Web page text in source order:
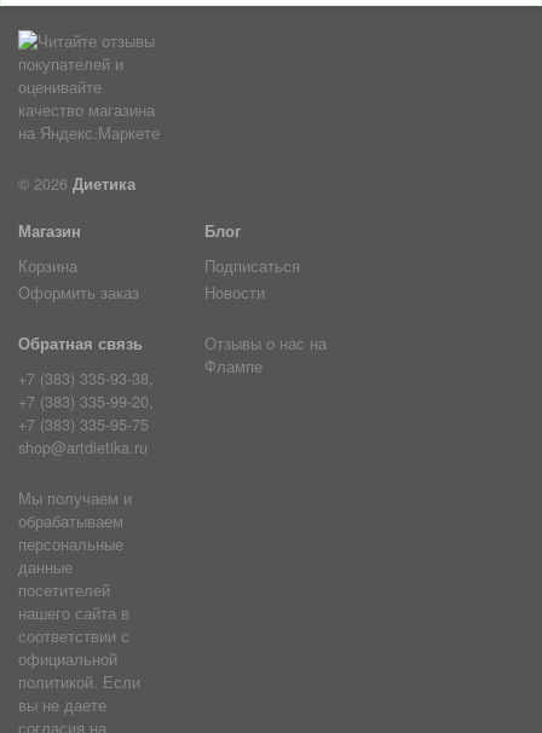
© 2026 Диетика
Магазин
Корзина
Оформить заказ
Блог
Подписаться
Новости
Обратная связь
+7 (383) 335-93-38,
+7 (383) 335-99-20,
+7 (383) 335-95-75
shop@artdietika.ru
Отзывы о нас на
Флампе
Мы получаем и
обрабатываем
персональные
данные
посетителей
нашего сайта в
соответствии с
официальной
политикой. Если
вы не даете
согласия на